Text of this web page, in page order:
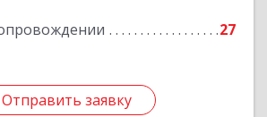
27
Отправить заявку
Подробнее
Отправить заявку